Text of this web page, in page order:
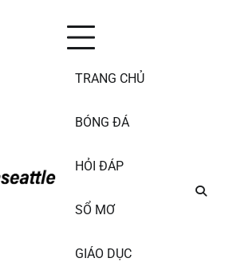
TRANG CHỦ
BÓNG ĐÁ
HỎI ĐÁP
SỔ MƠ
GIÁO DỤC